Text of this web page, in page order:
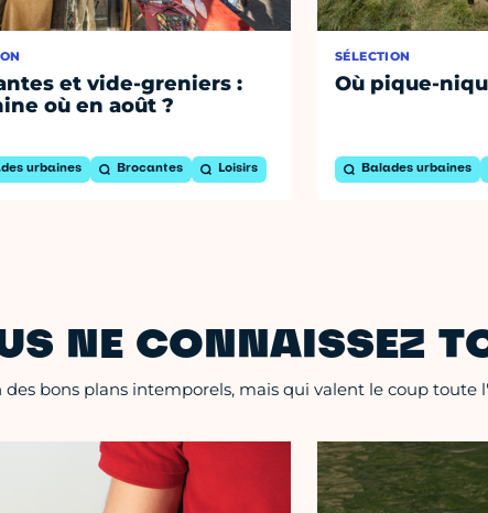
et vide-greniers :
où en août ?
urbaines Brocantes Loisirs
SÉLECTION
Où pique-
Balades urbaines
NE CONNAISSEZ
des bons plans intemporels, mais qui valent le coup toute